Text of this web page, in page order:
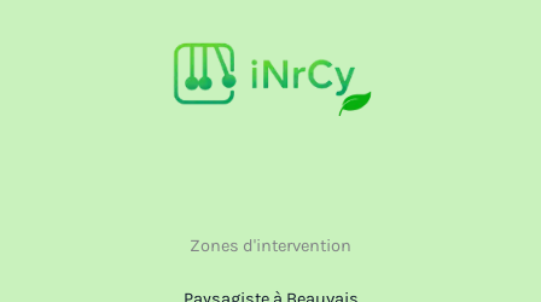
Zones d'intervention